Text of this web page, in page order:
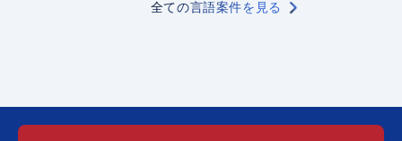
全ての言語案件を見る